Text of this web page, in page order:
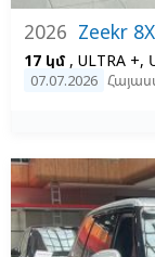
2026 Zeekr 8X
17 կմ , ULTRA
07.07.2026